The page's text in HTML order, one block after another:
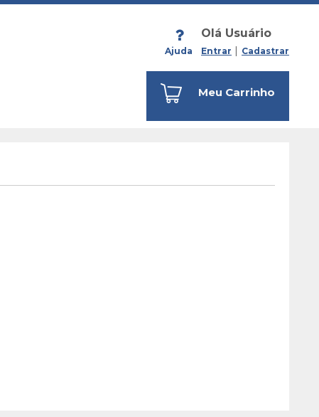
Ajuda
Olá Usuário
Entrar Cadastrar
Meu Carrinho